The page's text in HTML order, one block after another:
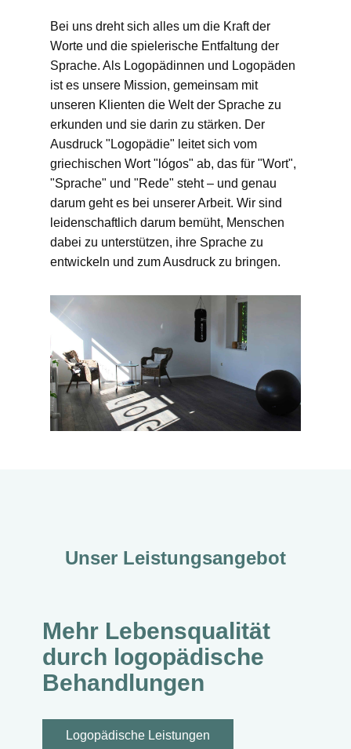
Bei uns dreht sich alles um die Kraft der
Worte und die spielerische Entfaltung der
Sprache. Als Logopädinnen und Logopäden
ist es unsere Mission, gemeinsam mit
unseren Klienten die Welt der Sprache zu
erkunden und sie darin zu stärken. Der
Ausdruck "Logopädie" leitet sich vom
griechischen Wort "lógos" ab, das für "Wort",
"Sprache" und "Rede" steht – und genau
darum geht es bei unserer Arbeit. Wir sind
leidenschaftlich darum bemüht, Menschen
dabei zu unterstützen, ihre Sprache zu
entwickeln und zum Ausdruck zu bringen.
Unser Leistungsangebot
Mehr Lebensqualität
durch logopädische
Behandlungen
Logopädische Leistungen